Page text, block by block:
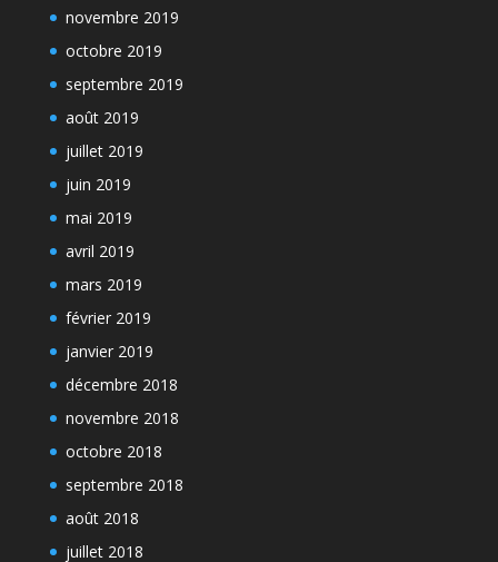
novembre 2019
octobre 2019
septembre 2019
août 2019
juillet 2019
juin 2019
mai 2019
avril 2019
mars 2019
février 2019
janvier 2019
décembre 2018
novembre 2018
octobre 2018
septembre 2018
août 2018
juillet 2018